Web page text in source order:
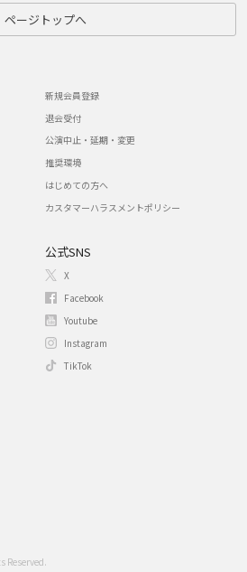
ページトップへ
新規会員登録
退会受付
公演中止・延期・変更
推奨環境
はじめての方へ
カスタマーハラスメントポリシー
公式SNS
X
Facebook
Youtube
Instagram
TikTok
Reserved.